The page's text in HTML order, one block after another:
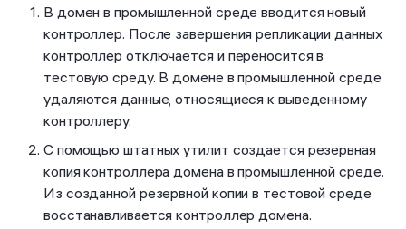
В домен в промышленной среде вводится новый
контроллер. После завершения репликации данных
контроллер отключается и переносится в
тестовую среду. В домене в промышленной среде
удаляются данные, относящиеся к выведенному
контроллеру.
С помощью штатных утилит создается резервная
копия контроллера домена в промышленной среде.
Из созданной резервной копии в тестовой среде
восстанавливается контроллер домена.